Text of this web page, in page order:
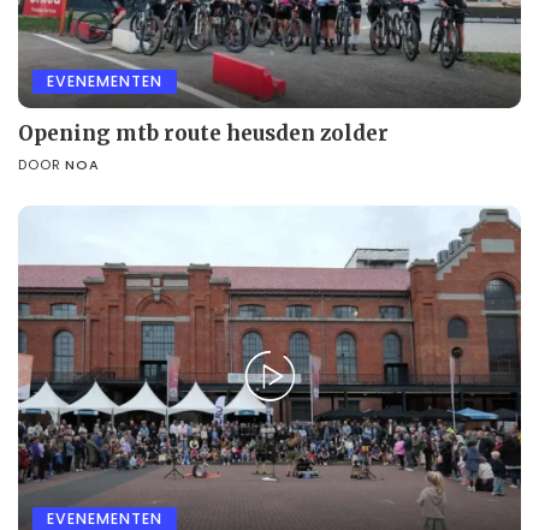
EVENEMENTEN
Opening mtb route heusden zolder
DOOR NOA
EVENEMENTEN